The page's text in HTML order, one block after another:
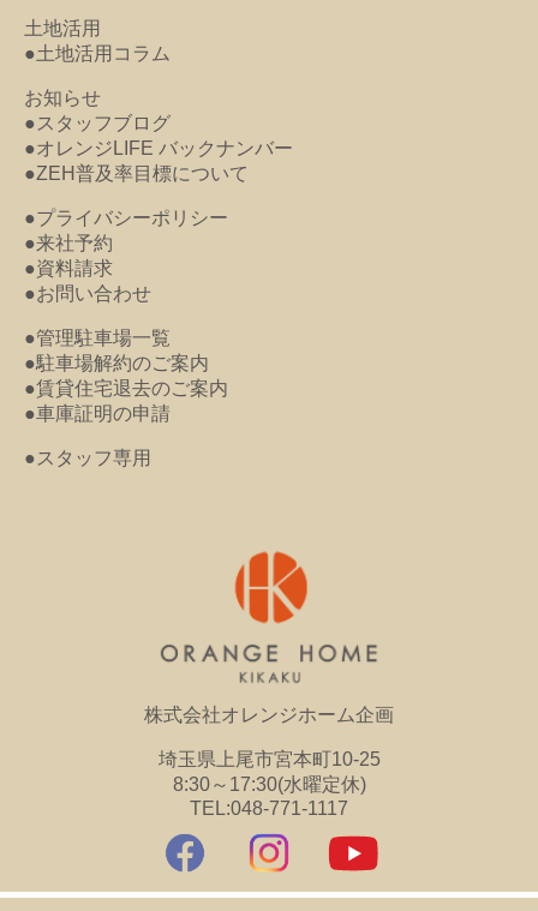
土地活用
●土地活用コラム
お知らせ
●スタッフブログ
●オレンジLIFE バックナンバー
●ZEH普及率目標について
●プライバシーポリシー
●来社予約
●資料請求
●お問い合わせ
●管理駐車場一覧
●駐車場解約のご案内
●賃貸住宅退去のご案内
●車庫証明の申請
●スタッフ専用
株式会社オレンジホーム企画
埼玉県上尾市宮本町10-25
8:30～17:30(水曜定休)
TEL:048-771-1117